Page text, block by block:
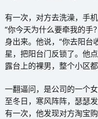
有一次，对方去洗澡，手
“你今天为什么要牵我的手
身出来。他说，“你去阳台
星，把阳台门反锁了。他
露台上的裸男，整个小区都
一翻逼问，是公司的一个
至冬日，寒风阵阵，瑟瑟
有一次，他发现对方淘宝